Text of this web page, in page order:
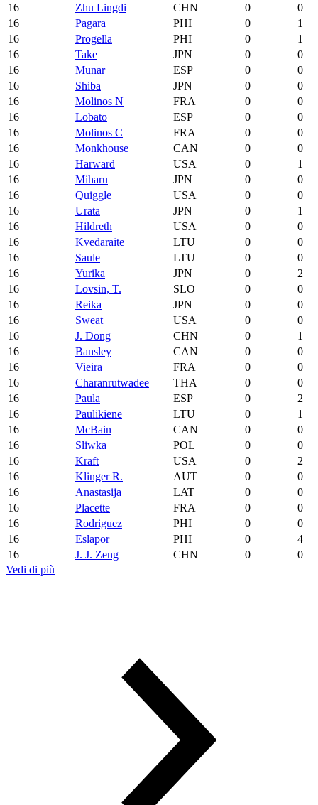
16
Zhu Lingdi CHN 0
0
16
Pagara PHI 0
1
16
Progella PHI 0
1
16
Take JPN 0
0
16
Munar ESP 0
0
16
Shiba JPN 0
0
16
Molinos N FRA 0
0
16
Lobato ESP 0
0
16
Molinos C FRA 0
0
16
Monkhouse CAN 0
0
16
Harward USA 0
1
16
Miharu JPN 0
0
16
Quiggle USA 0
0
16
Urata JPN 0
1
16
Hildreth USA 0
0
16
Kvedaraite LTU 0
0
16
Saule LTU 0
0
16
Yurika JPN 0
2
16
Lovsin, T. SLO 0
0
16
Reika JPN 0
0
16
Sweat USA 0
0
16
J. Dong CHN 0
1
16
Bansley CAN 0
0
16
Vieira FRA 0
0
16
Charanrutwadee THA 0
0
16
Paula ESP 0
2
16
Paulikiene LTU 0
1
16
McBain CAN 0
0
16
Sliwka POL 0
0
16
Kraft USA 0
2
16
Klinger R. AUT 0
0
16
Anastasija LAT 0
0
16
Placette FRA 0
0
16
Rodriguez PHI 0
0
16
Eslapor PHI 0
4
16
J. J. Zeng CHN 0
0
Vedi di più